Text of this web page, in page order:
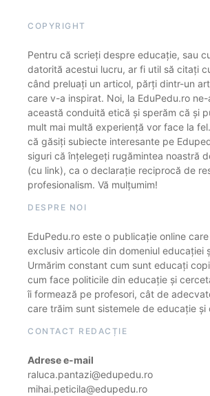
COPYRIGHT
Pentru că scrieți despre educație, sau
datorită acestui lucru, ar fi util să citați
când preluați un articol, părți dintr-un
care v-a inspirat. Noi, la EduPedu.ro
această conduită etică și sperăm că și
mult mai multă experiență vor face la
că găsiți subiecte interesante pe
siguri că înțelegeți rugămintea noastră
(cu link), ca o declarație reciprocă de
profesionalism. Vă mulțumim!
DESPRE NOI
EduPedu.ro este o publicație online
exclusiv articole din domeniul educației
Urmărim constant cum sunt educați
cum face politicile din educație și
îi formează pe profesori, cât de
care trăim sunt sistemele de educație și
CONTACT REDACȚIE
Adrese e-mail
raluca.pantazi@edupedu.ro
mihai.peticila@edupedu.ro